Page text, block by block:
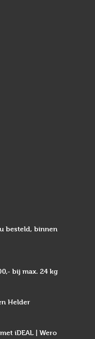
besteld, binnen
bij max. 24 kg
Helder
met iDEAL | Wero